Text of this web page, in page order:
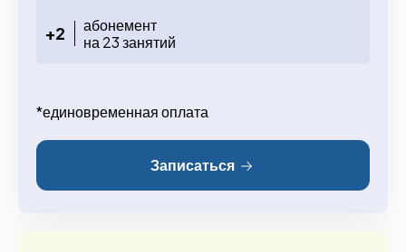
+2
абонемент
на 23 занятий
*единовременная оплата
Записаться